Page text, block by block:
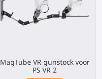
MagTube VR gunstock voor
PS VR 2